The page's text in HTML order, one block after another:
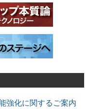
強化に関するご案内